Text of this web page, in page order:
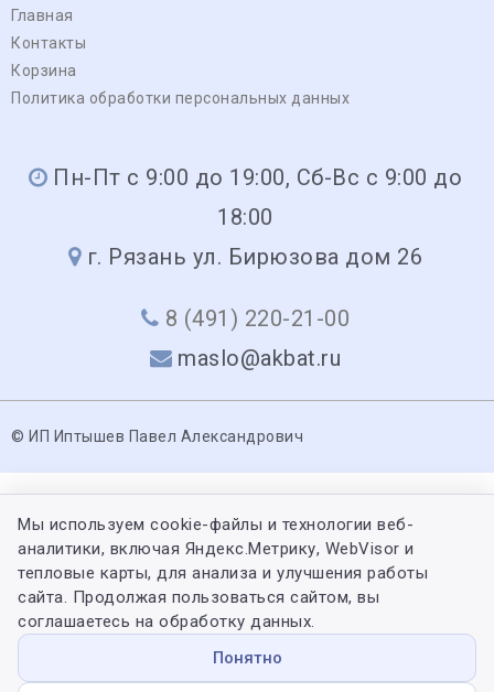
Главная
Контакты
Корзина
Политика обработки персональных данных
Пн-Пт с 9:00 до 19:00, Сб-Вс с 9:00 до
18:00
г. Рязань ул. Бирюзова дом 26
8 (491) 220-21-00
maslo@akbat.ru
© ИП Иптышев Павел Александрович
Мы используем cookie-файлы и технологии веб-
аналитики, включая Яндекс.Метрику, WebVisor и
тепловые карты, для анализа и улучшения работы
сайта. Продолжая пользоваться сайтом, вы
соглашаетесь на обработку данных.
Понятно